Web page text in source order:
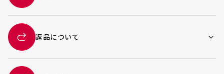
返品について